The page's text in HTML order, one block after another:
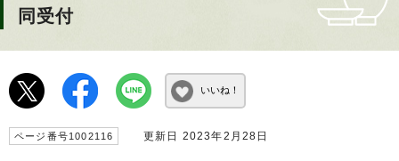
同受付
いいね！
ページ番号1002116 更新日 2023年2月28日